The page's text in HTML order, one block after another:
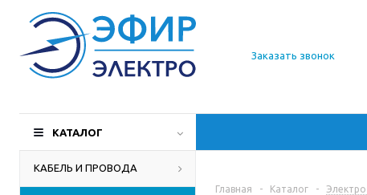
О компании
Доставка
Производители
Заказать звонок
КАТАЛОГ
КАБЕЛЬ И ПРОВОДА
Главная - Каталог -